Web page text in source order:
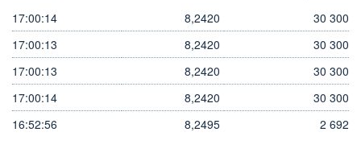
17:00:14 8,2420
30 300
17:00:13
8,2420
30 300
17:00:13
8,2420
30 300
17:00:14
8,2420
30 300
16:52:56
8,2495 2 692